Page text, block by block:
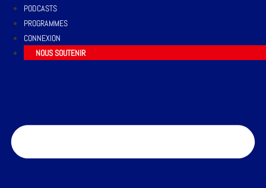
PODCASTS
PROGRAMMES
CONNEXION
NOUS SOUTENIR